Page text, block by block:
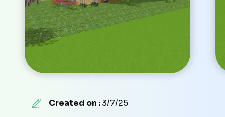
Created on :3/7/25